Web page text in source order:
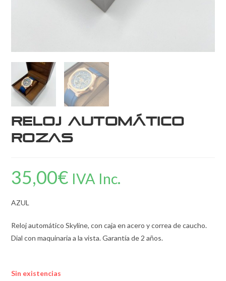
Reloj Automático
ROZAS
35,00€ IVA Inc.
AZUL
Reloj automático Skyline, con caja en acero y correa de caucho.
Dial con maquinaria a la vista. Garantía de 2 años.
Sin existencias